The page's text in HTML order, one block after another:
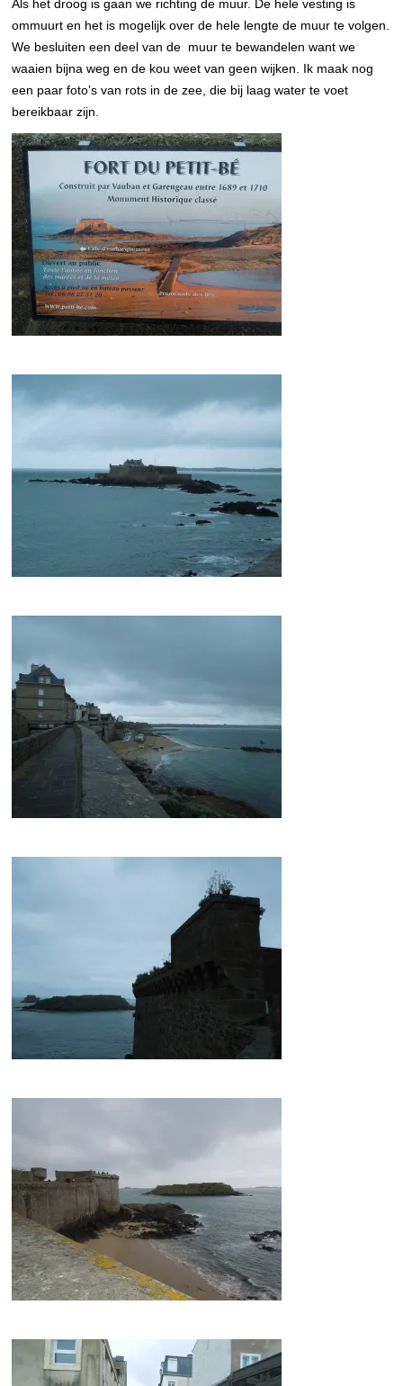
Als het droog is gaan we richting de muur. De hele vesting is
ommuurt en het is mogelijk over de hele lengte de muur te volgen.
We besluiten een deel van de muur te bewandelen want we
waaien bijna weg en de kou weet van geen wijken. Ik maak nog
een paar foto’s van rots in de zee, die bij laag water te voet
bereikbaar zijn.